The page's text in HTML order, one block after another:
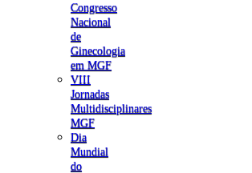
Congresso
Nacional
de
Ginecologia
em MGF
VIII
Jornadas
Multidisciplinares
MGF
Dia
Mundial
do